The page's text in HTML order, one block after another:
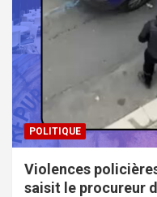
POLITIQUE
Violences
saisit le procureur